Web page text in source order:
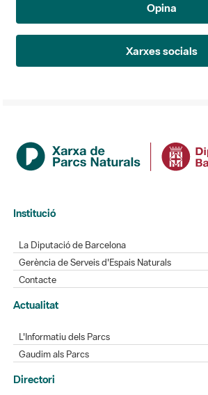
Opina
Xarxes socials
Institució
La Diputació de Barcelona
Gerència de Serveis d'Espais Naturals
Contacte
Actualitat
L'Informatiu dels Parcs
Gaudim als Parcs
Directori